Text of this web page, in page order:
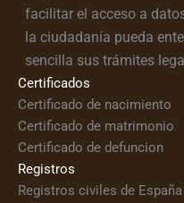
facilitar el acceso a
la ciudadanía pueda
sencilla sus trámites
Certificados
Certificado de nacimiento
Certificado de matrimonio
Certificado de defuncion
Registros
Registros civiles de España